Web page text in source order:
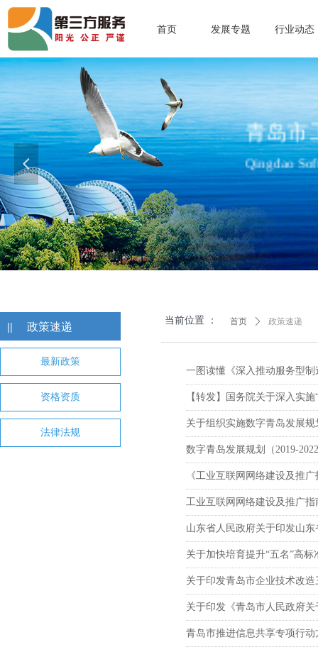
首页 发展专题 行业动态
青岛市
Qingdao
查看更多>>
넳
|| 政策速递
最新政策
资格资质
法律法规
首页 ꄲ 政策速递
当前位置 ：
一图读懂《深入推动服务型
【转发】国务院关于深入实
关于组织实施数字青岛发展
数字青岛发展规划（2019-
《工业互联网网络建设及推
工业互联网网络建设及推广指
山东省人民政府关于印发山
关于加快培育提升“五名”高
关于印发青岛市企业技术改
关于印发《青岛市人民政府
青岛市推进信息共享专项行动